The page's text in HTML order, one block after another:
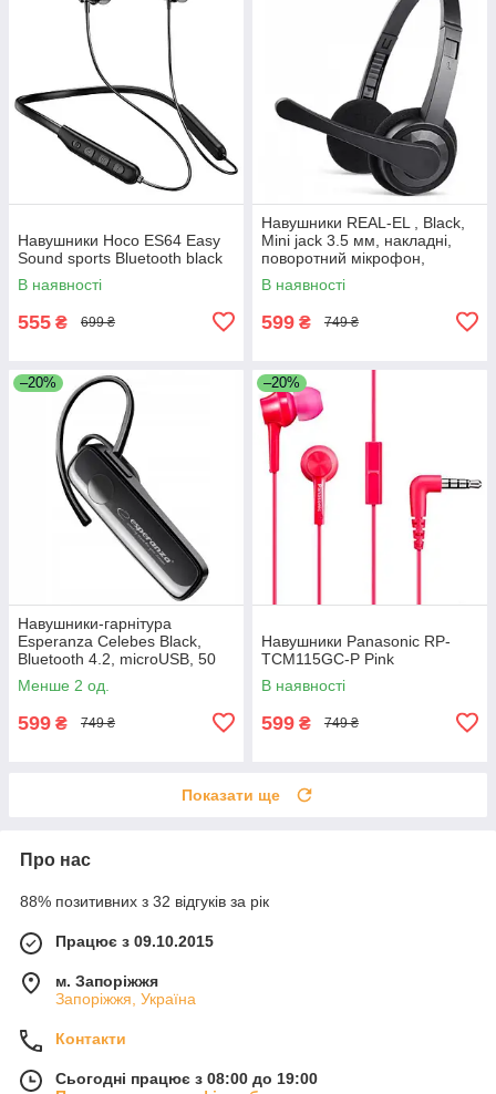
Навушники Hoco ES64 Easy
Sound sports Bluetooth black
В наявності
555 ₴ 699 ₴
Навушники REAL-EL , Black,
Mini jack 3.5 мм, накладні,
поворотний мікрофон,
кабель 1.5 м
В наявності
599 ₴ 749 ₴
–20%
Навушники-гарнітура
Esperanza Celebes Black,
Bluetooth 4.2, microUSB, 50
мАч, 3.5 год
Менше 2 од.
599 ₴ 749 ₴
–20%
Навушники Panasonic RP-
TCM115GC-P Pink
В наявності
599 ₴ 749 ₴
Показати ще
Про нас
88% позитивних з 32 відгуків за рік
Працює з 09.10.2015
м. Запоріжжя
Запоріжжя, Україна
Контакти
Сьогодні працює з 08:00 до 19:00